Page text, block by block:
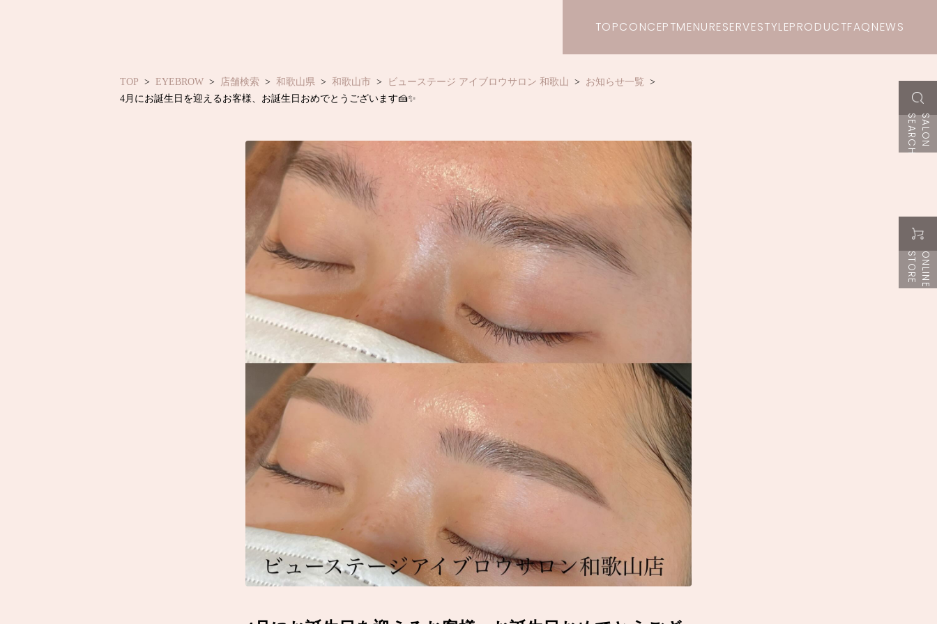
TOPCONCEPTMENURESERVESTYLEPRODUCTFAQNEWS
TOP EYEBROW 店舗検索 和歌山県 和歌山市 ビューステージ アイブロウサロン 和歌山
お知らせ一覧
4月にお誕生日を迎えるお客様、お誕生日おめでとうございます🍰✨
S
A
L
O
N
S
E
A
R
C
H
O
N
L
I
N
E
S
T
O
R
E